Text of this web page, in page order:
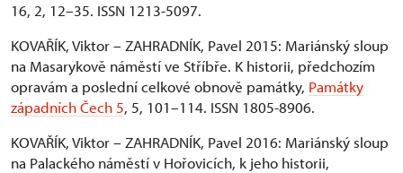
16, 2, 12–35. ISSN 1213-5097.
KOVAŘÍK, Viktor – ZAHRADNÍK, Pavel 2015: Mariánský sloup
na Masarykově náměstí ve Stříbře. K historii, předchozím
opravám a poslední celkové obnově památky, Památky
západních Čech 5, 5, 101–114. ISSN 1805-8906.
KOVAŘÍK, Viktor – ZAHRADNÍK, Pavel 2016: Mariánský sloup
na Palackého náměstí v Hořovicích, k jeho historii,